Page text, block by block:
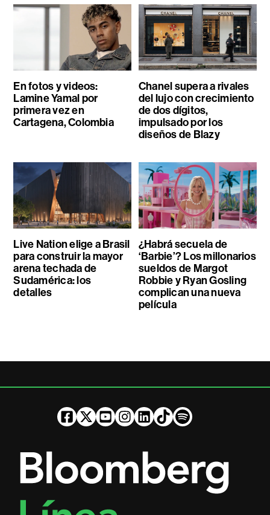
En fotos y videos:
Lamine Yamal por
primera vez en
Cartagena, Colombia
Chanel supera a rivales
del lujo con crecimiento
de dos dígitos,
impulsado por los
diseños de Blazy
Live Nation elige a Brasil
para construir la mayor
arena techada de
Sudamérica: los
detalles
¿Habrá secuela de
‘Barbie’? Los millonarios
sueldos de Margot
Robbie y Ryan Gosling
complican una nueva
película